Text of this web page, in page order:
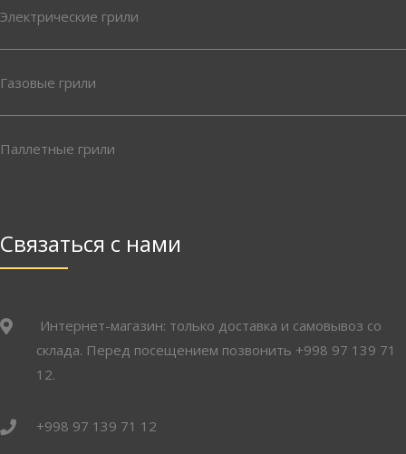
Электрические грили
Газовые грили
Паллетные грили
Связаться с нами
Интернет-магазин: только доставка и самовывоз со
склада. Перед посещением позвонить +998 97 139 71
12.
+998 97 139 71 12